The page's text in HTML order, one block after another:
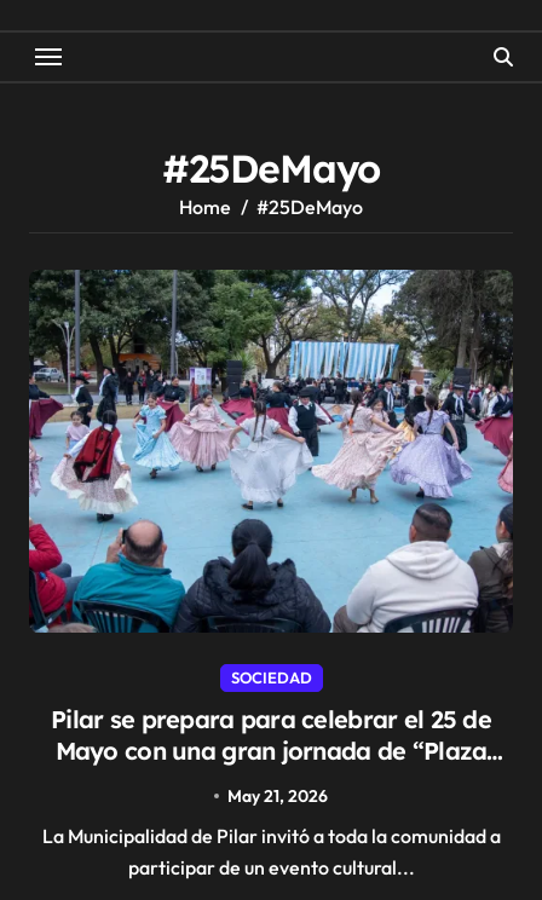
#25DeMayo
Home #25DeMayo
SOCIEDAD
Pilar se prepara para celebrar el 25 de
Mayo con una gran jornada de “Plaza
May 21, 2026
La Municipalidad de Pilar invitó a toda la comunidad a
participar de un evento cultural...